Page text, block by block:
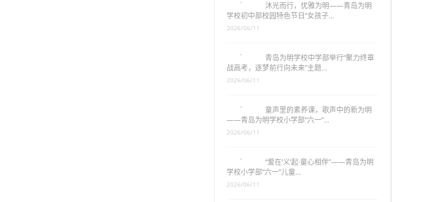
沐光而行，优雅为明——青岛为明
学校初中部校园特色节日“女孩子…
2026/06/11
青岛为明学校中学部举行“聚力终章
战高考，逐梦前行向未来”主题…
2026/06/11
童声里的素养课，歌声中的新为明
——青岛为明学校小学部“六一”…
2026/06/11
“爱在‘义’起·童心相伴”——青岛为明
学校小学部“六一”儿童…
2026/06/11